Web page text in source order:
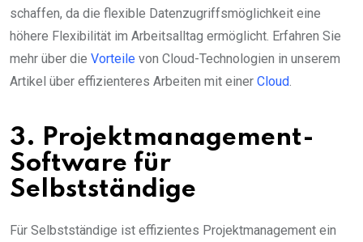
schaffen, da die flexible Datenzugriffsmöglichkeit eine
höhere Flexibilität im Arbeitsalltag ermöglicht. Erfahren Sie
mehr über die Vorteile von Cloud-Technologien in unserem
Artikel über effizienteres Arbeiten mit einer Cloud.
3. Projektmanagement-
Software für
Selbstständige
Für Selbstständige ist effizientes Projektmanagement ein